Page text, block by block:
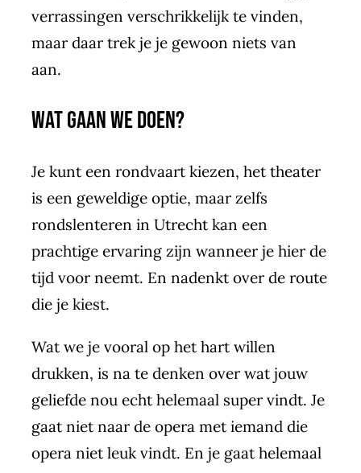
verrassingen verschrikkelijk te vinden,
maar daar trek je je gewoon niets van
aan.
Wat gaan we doen?
Je kunt een rondvaart kiezen, het theater
is een geweldige optie, maar zelfs
rondslenteren in Utrecht kan een
prachtige ervaring zijn wanneer je hier de
tijd voor neemt. En nadenkt over de route
die je kiest.
Wat we je vooral op het hart willen
drukken, is na te denken over wat jouw
geliefde nou echt helemaal super vindt. Je
gaat niet naar de opera met iemand die
opera niet leuk vindt. En je gaat helemaal